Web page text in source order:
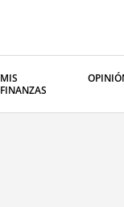
MIS
FINANZAS